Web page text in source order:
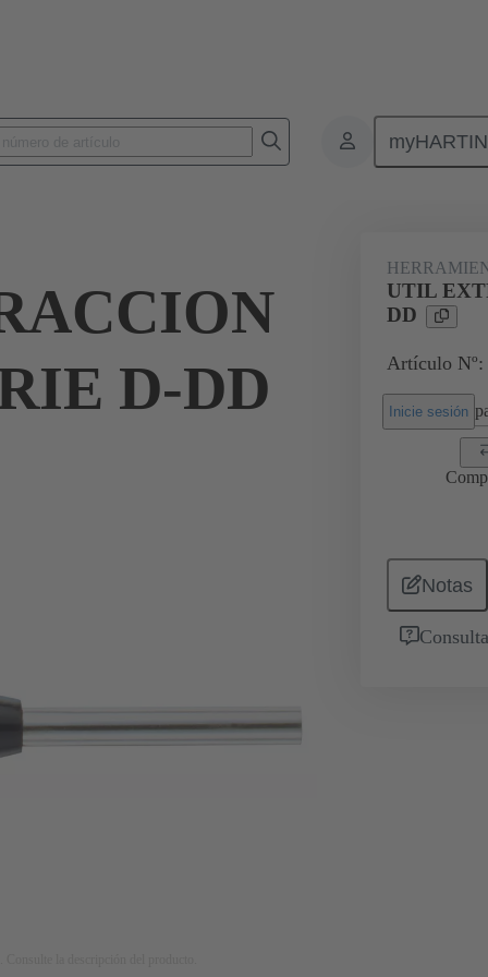
Herramientas de extracción 09 99 000 0052
D-DD
UTIL
DD
Artículo Nº:
Inicie sesión
Notas